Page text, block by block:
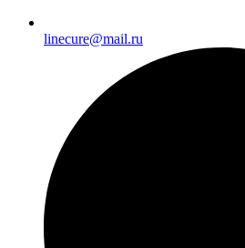
linecure@mail.ru